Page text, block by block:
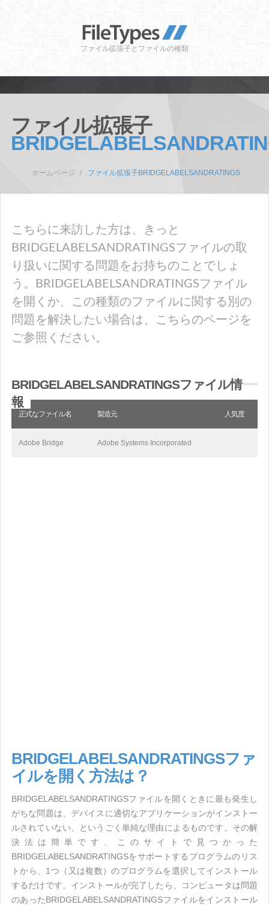
ファイル拡張子とファイルの種類
ファイル拡張子
ホームページ ファイル拡張子BRIDGELABELSANDRATINGS
こちらに来訪した方は、きっと
BRIDGELABELSANDRATINGSファイルの取
り扱いに関する問題をお持ちのことでしょ
う。BRIDGELABELSANDRATINGSファイル
を開くか、この種類のファイルに関する別の
問題を解決したい場合は、こちらのページを
ご参照ください。
BRIDGELABELSANDRATINGSファイル情
報
正式なファイル名 製造元 人気度
Adobe Bridge Adobe Systems Incorporated
BRIDGELABELSANDRATINGSファ
イルを開く方法は？
BRIDGELABELSANDRATINGSファイルを開くときに最も発生し
がちな問題は、デバイスに適切なアプリケーションがインストー
ルされていない、というごく単純な理由によるものです。その解
決法は簡単です、このサイトで見つかった
BRIDGELABELSANDRATINGSをサポートするプログラムのリス
トから、1つ（又は複数）のプログラムを選択してインストール
するだけです。インストールが完了したら、コンピュータは問題
のあったBRIDGELABELSANDRATINGSファイルをインストール